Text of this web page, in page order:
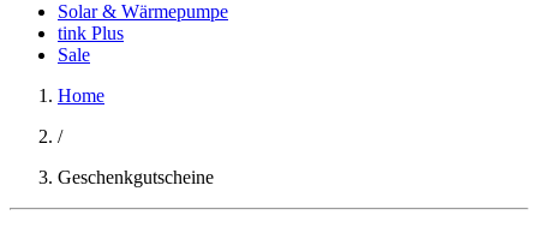
Solar & Wärmepumpe
tink Plus
Sale
Home
/
Geschenkgutscheine